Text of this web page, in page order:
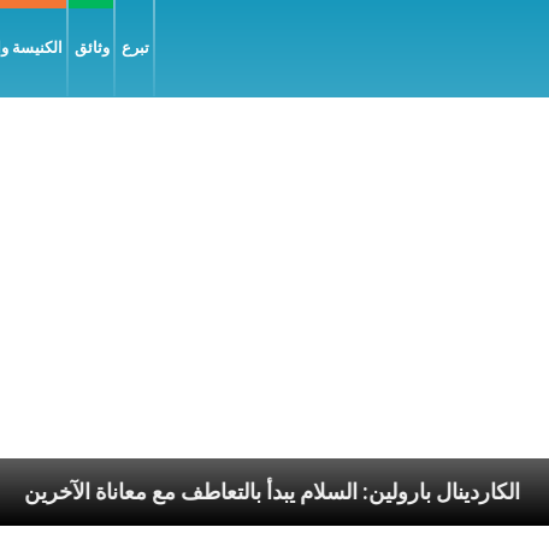
الكنيسة وثائق تبرع
الكاردينال بارولين: السلام يبدأ بالتعاطف مع الرسوليّة